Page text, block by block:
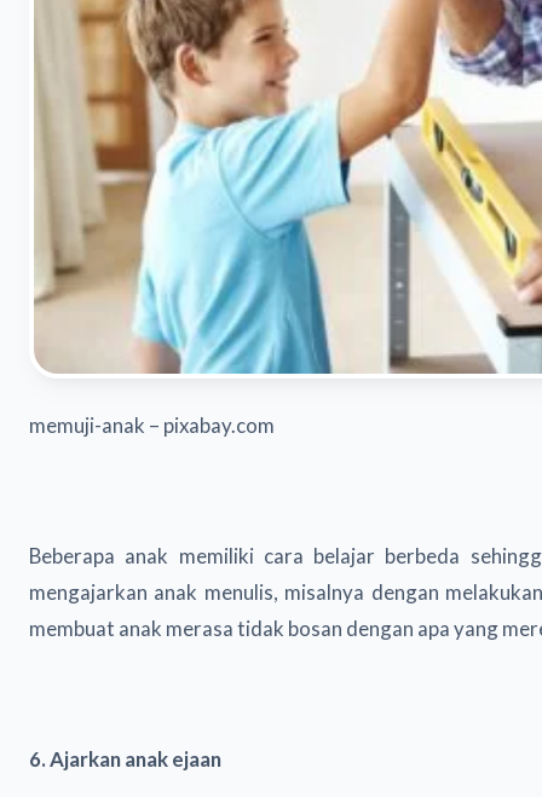
memuji-anak – pixabay.com
Beberapa anak memiliki cara belajar berbeda
mengajarkan anak menulis, misalnya dengan
membuat anak merasa tidak bosan dengan apa yang
6. Ajarkan anak ejaan